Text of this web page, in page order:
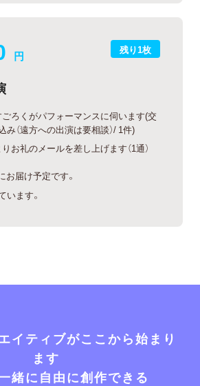
残り1枚
円
ろくがパフォーマンスに伺います(交
み（遠方への出演は要相談）/ 1件)
お礼のメールを差し上げます（1通）
お届け予定です。
います。
イティブがここから始まり
ます
緒に自由に創作できる